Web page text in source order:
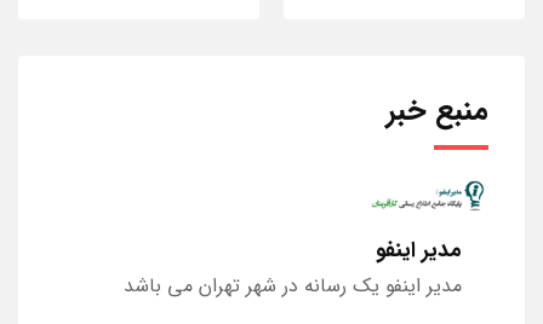
منبع خبر
مدیر اینفو
مدیر اینفو یک رسانه در شهر تهران می باشد